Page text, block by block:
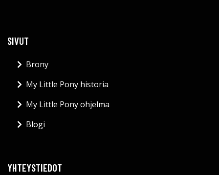
SIVUT
Brony
My Little Pony historia
My Little Pony ohjelma
Blogi
YHTEYSTIEDOT